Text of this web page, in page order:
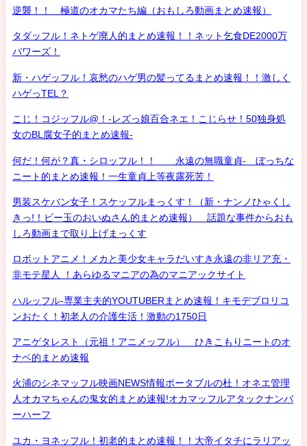
逆襲！！ 極道のオカマたち編（おもしろ動画まとめ速報）
タダッフル！ネトゲ廃人的まとめ速報！！ネット乞食DE2000万
パワーズ！
新・ハゲッフル！哀愁のハゲ男の髪ってるまとめ速報！！激しく
ハゲっTEL？
こじ！コジッフル@！-レズっ娘百合ネエ！こじらせ！50独身処
女のBL腐女子的まとめ速報-
何だ！何が？真・シロッフル！！ 永遠の無職童貞- ぼっちな
ニート的まとめ速報！一生童貞上等夜露死苦！
男装スケバン女子！スケッフルまっくす！（新・ナンノひゃくし
きっ!！ビー玉のおいぬさん的まとめ速報） 話題な事件からおも
しろ動画まで取り上げまっくす
ロボットアニメ！メカと美少女キャラだいすき永遠の非リア充・
非モテ星人 ！あらゆるマニアの為のマニアックサイト
ハルッフル-専業主夫的YOUTUBERまとめ速報！キモデブロリコ
ンおたく！初老人の介護生活！激動の1750日
アニゲタレスト（元祖！アニメッフル） ひきこもりニートのオ
ナベ的まとめ速報
火浦のシネマッフル映画NEWS情報ポータブルの杜！オネエ管理
人オカマちゃんの鬼女的まとめ速報!オカマッフルアタックナンバ
ーハーフ
ユカ・ヨネッフル！初老的まとめ速報！！大帝イタチにラリアッ